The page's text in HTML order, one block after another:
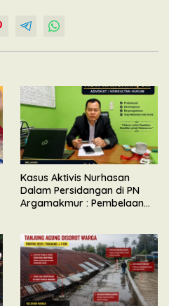
Kasus Aktivis Nurhasan
Dalam Persidangan di PN
Argamakmur : Pembelaan
Keributan